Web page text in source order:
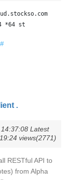
*64 st
.
Latest
views(2771)
RESTful API to
from Alpha